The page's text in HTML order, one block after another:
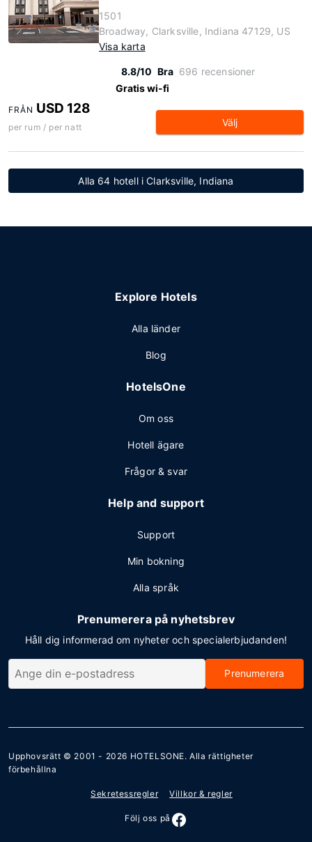
1501
Broadway, Clarksville, Indiana 47129, US
Visa karta
8.8/10 Bra 696 recensioner
Gratis wi-fi
FRÅN USD 128
per rum / per natt Välj
Alla 64 hotell i Clarksville, Indiana
Explore Hotels
Alla länder
Blog
HotelsOne
Om oss
Hotell ägare
Frågor & svar
Help and support
Support
Min bokning
Alla språk
Prenumerera på nyhetsbrev
Håll dig informerad om nyheter och specialerbjudanden!
Prenumerera
Upphovsrätt © 2001 - 2026 HOTELSONE. Alla rättigheter
förbehållna
Sekretessregler Villkor & regler
Följ oss på